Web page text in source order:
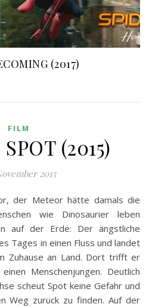
(2017)
FILM
(2015)
2015
wie Dinosaurier leben
auf der Erde: Der ängstliche
Tages in einen Fluss und landet
Zuhause an Land. Dort trifft er
Menschenjungen. Deutlich
scheut Spot keine Gefahr und
Weg zurück zu finden. Auf der